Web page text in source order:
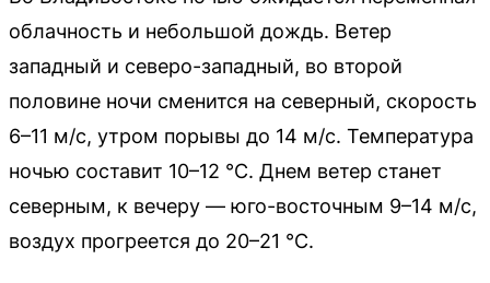
облачность и небольшой дождь. Ветер
западный и северо-западный, во второй
половине ночи сменится на северный, скорость
6–11 м/с, утром порывы до 14 м/с. Температура
ночью составит 10–12 °C. Днем ветер станет
северным, к вечеру — юго-восточным 9–14 м/с,
воздух прогреется до 20–21 °C.